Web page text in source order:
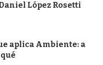
López Rosetti
aplica Ambiente: a